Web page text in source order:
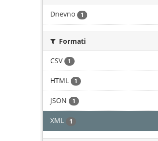
Dnevno 1
Formati
CSV 1
HTML 1
JSON 1
XML 1